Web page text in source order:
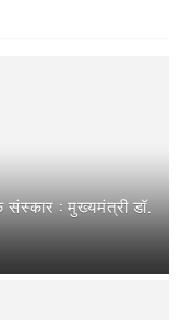
संस्कार : मुख्यमंत्री डॉ.